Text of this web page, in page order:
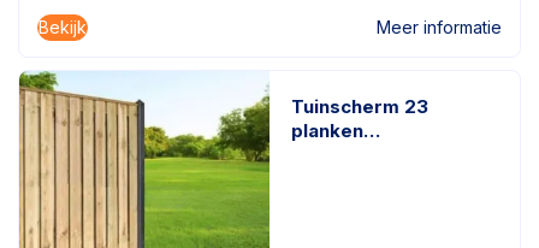
Bekijk Meer informatie
Tuinscherm 23
planken